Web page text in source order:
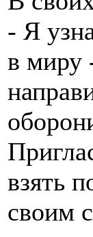
- Я
в миру
взять
своим